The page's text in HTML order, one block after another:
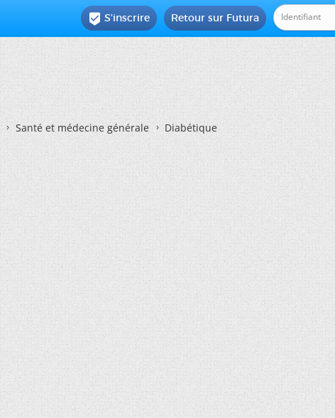
Retour sur Futura
 S'inscrire
Santé et médecine générale Diabétique